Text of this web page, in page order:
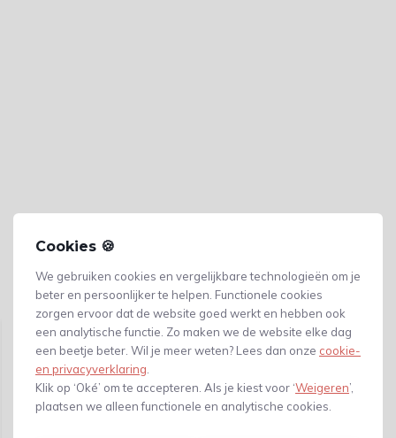
Cookies 🍪
We gebruiken cookies en vergelijkbare technologieën om je
beter en persoonlijker te helpen. Functionele cookies
zorgen ervoor dat de website goed werkt en hebben ook
een analytische functie. Zo maken we de website elke dag
een beetje beter. Wil je meer weten? Lees dan onze cookie-
en privacyverklaring
Klik op ‘Oké’ om te accepteren. Als je kiest voor ‘Weigeren’,
plaatsen we alleen functionele en analytische cookies.
Gerelateerde producten